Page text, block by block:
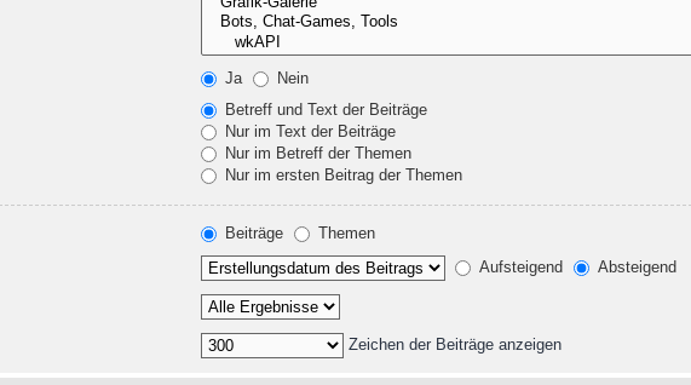
Ja
Nein
Betreff und Text der Beiträge
Nur im Text der Beiträge
Nur im Betreff der Themen
Nur im ersten Beitrag der Themen
Beiträge
Themen
Aufsteigend Absteigend
Zeichen der Beiträge anzeigen